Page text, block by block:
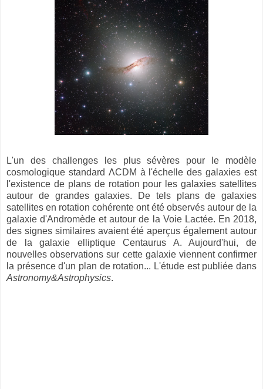
L'un des challenges les plus sévères pour le modèle
cosmologique standard ΛCDM à l'échelle des galaxies est
l'existence de plans de rotation pour les galaxies satellites
autour de grandes galaxies. De tels plans de galaxies
satellites en rotation cohérente ont été observés autour de la
galaxie d'Andromède et autour de la Voie Lactée. En 2018,
des signes similaires avaient été aperçus également autour
de la galaxie elliptique Centaurus A. Aujourd'hui, de
nouvelles observations sur cette galaxie viennent confirmer
la présence d'un plan de rotation... L'étude est publiée dans
Astronomy&Astrophysics.